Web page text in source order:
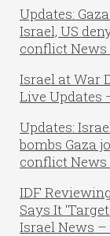
Updates:
Israel, US
conflict News
Israel at War
Live Updates
Updates:
bombs Gaza
conflict News
IDF
Says It
Israel News